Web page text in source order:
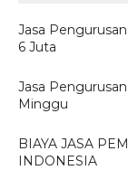
Jasa
6 Juta
Jasa
Minggu
BIAYA JASA
INDONESIA